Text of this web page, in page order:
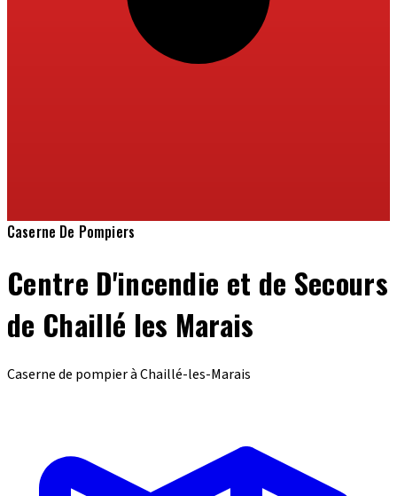
Caserne De Pompiers
Centre D'incendie et de Secours
de Chaillé les Marais
Caserne de pompier à Chaillé-les-Marais